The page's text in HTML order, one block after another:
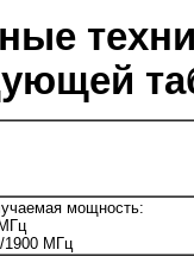
мощность:
1900 МГц